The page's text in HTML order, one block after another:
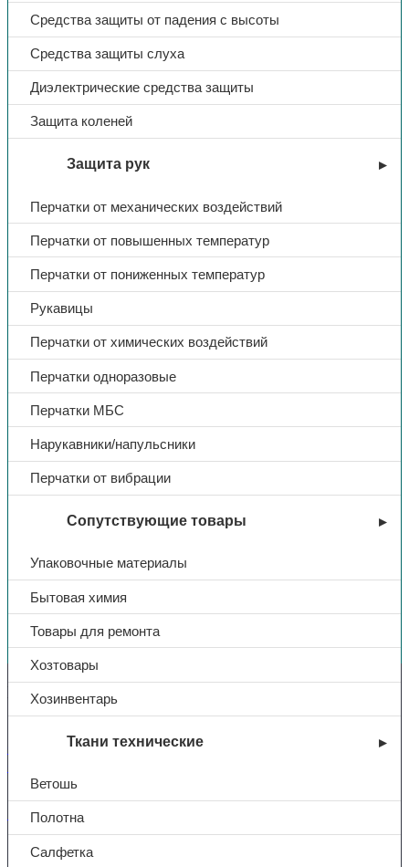
Средства защиты от падения с высоты
Средства защиты слуха
Диэлектрические средства защиты
Защита коленей
Защита рук
Перчатки от механических воздействий
Перчатки от повышенных температур
Перчатки от пониженных температур
Рукавицы
Перчатки от химических воздействий
Перчатки одноразовые
Перчатки МБС
Нарукавники/напульсники
Перчатки от вибрации
Сопутствующие товары
Упаковочные материалы
Бытовая химия
Товары для ремонта
Хозтовары
Хозинвентарь
Ткани технические
Ветошь
Полотна
Салфетка
Вы недавно смотрели
Контакты
+7 (831) 214-01-31
101@adk52.ru